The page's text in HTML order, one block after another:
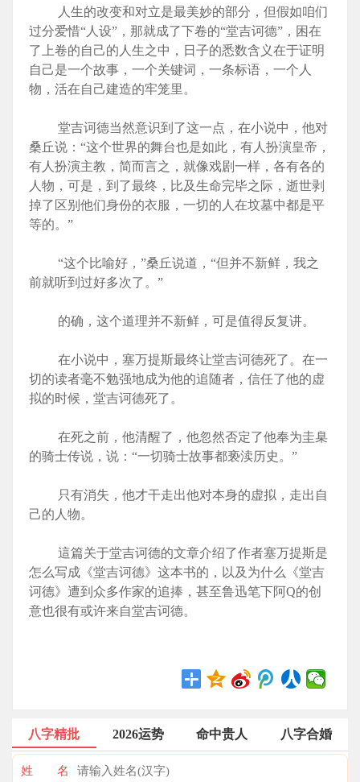
人生的改变和对立是最美妙的部分，但假如咱们
过分爱惜“人设”，那就成了下卷的“堂吉诃德”，困在
了上卷的自己的人生之中，日子的悉数含义在于证明
自己是一个故事，一个关键词，一条标语，一个人
物，活在自己建造的牢笼里。
堂吉诃德当然意识到了这一点，在小说中，他对
桑丘说：“这个世界的舞台也是如此，有人扮演皇帝，
有人扮演主教，简而言之，就像戏剧一样，各有各的
人物，可是，到了最终，比及生命完毕之际，逝世剥
掉了区别他们身份的衣服，一切的人在坟墓中都是平
等的。”
“这个比喻好，”桑丘说道，“但并不新鲜，我之
前就听到过好多次了。”
的确，这个道理并不新鲜，可是值得反复讲。
在小说中，塞万提斯最终让堂吉诃德死了。在一
切的读者毫不勉强地成为他的追随者，信任了他的虚
拟的时候，堂吉诃德死了。
在死之前，他清醒了，他忽然否定了他奉为圭臬
的骑士传说，说：“一切骑士故事都亵渎历史。”
只有消失，他才干走出他对本身的虚拟，走出自
己的人物。
這篇关于堂吉诃德的文章介绍了作者塞万提斯是
怎么写成《堂吉诃德》这本书的，以及为什么《堂吉
诃德》遭到众多作家的追捧，甚至鲁迅笔下阿Q的创
意也很有或许来自堂吉诃德。
八字精批 2026运势 命中贵人 八字合婚
姓 名